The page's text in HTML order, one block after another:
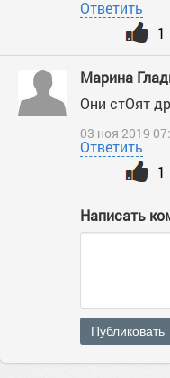
Ответить
1
Марина
Они стОят
03 ноя 2019
Ответить
1
Написать
Публиковать